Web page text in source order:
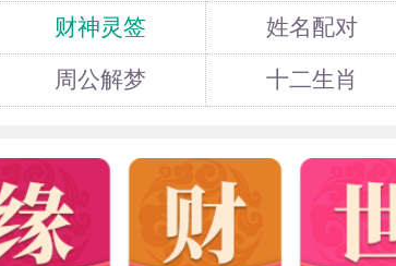
是尽量不要送镜子。
财神灵签 姓名配对
周公解梦 十二生肖